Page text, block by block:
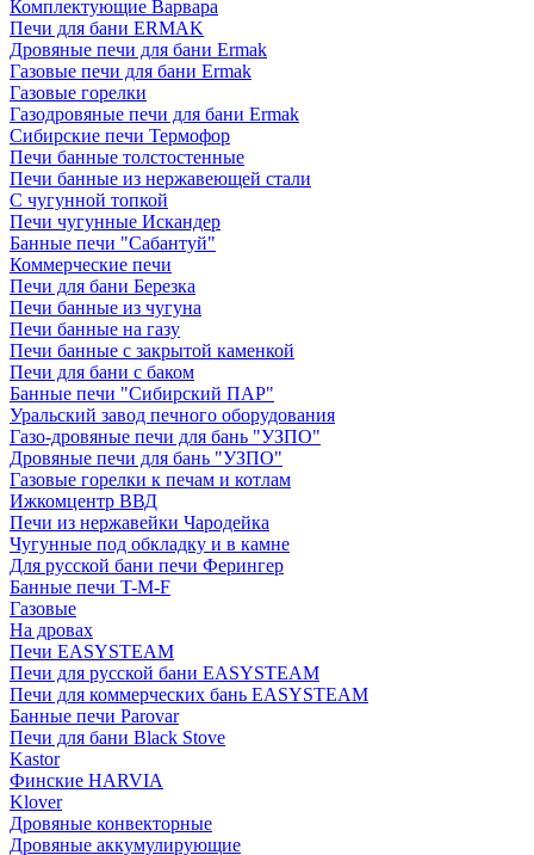
Комплектующие Варвара
Печи для бани ERMAK
Дровяные печи для бани Ermak
Газовые печи для бани Ermak
Газовые горелки
Газодровяные печи для бани Ermak
Сибирские печи Термофор
Печи банные толстостенные
Печи банные из нержавеющей стали
С чугунной топкой
Печи чугунные Искандер
Банные печи "Сабантуй"
Коммерческие печи
Печи для бани Березка
Печи банные из чугуна
Печи банные на газу
Печи банные с закрытой каменкой
Печи для бани с баком
Банные печи "Сибирский ПАР"
Уральский завод печного оборудования
Газо-дровяные печи для бань "УЗПО"
Дровяные печи для бань "УЗПО"
Газовые горелки к печам и котлам
Ижкомцентр ВВД
Печи из нержавейки Чародейка
Чугунные под обкладку и в камне
Для русской бани печи Ферингер
Банные печи T-M-F
Газовые
На дровах
Печи EASYSTEAM
Печи для русской бани EASYSTEAM
Печи для коммерческих бань EASYSTEAM
Банные печи Parovar
Печи для бани Black Stove
Kastor
Финские HARVIA
Klover
Дровяные конвекторные
Дровяные аккумулирующие